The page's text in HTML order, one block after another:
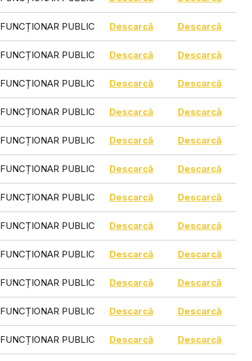
FUNCȚIONAR PUBLIC Descarcă Descarcă
FUNCȚIONAR PUBLIC Descarcă Descarcă
FUNCȚIONAR PUBLIC Descarcă Descarcă
FUNCȚIONAR PUBLIC Descarcă Descarcă
FUNCȚIONAR PUBLIC Descarcă Descarcă
FUNCȚIONAR PUBLIC Descarcă Descarcă
FUNCȚIONAR PUBLIC Descarcă Descarcă
FUNCȚIONAR PUBLIC Descarcă Descarcă
FUNCȚIONAR PUBLIC Descarcă Descarcă
FUNCȚIONAR PUBLIC Descarcă Descarcă
FUNCȚIONAR PUBLIC Descarcă Descarcă
FUNCȚIONAR PUBLIC Descarcă Descarcă